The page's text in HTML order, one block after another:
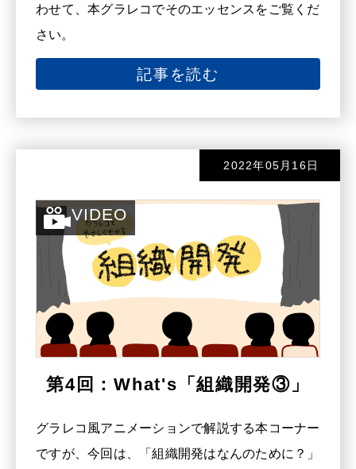
神奈川県小田原市出身。小売
た後、情報サービス企業の障害
者特例子会社で総務、広報、人
対話型ワークショップを企画、
ックレコーディングを広めるこ
とをライフワークに活動中。
わせて、本グラレコでそのエッセンスをご覧くだ
さい。
記事を読む
2022年05月16日
VIDEO
第4回：What's「組織開発③」
グラレコ風アニメーションで解説する本コーナー
ですが、今回は、「組織開発はなんのために？」